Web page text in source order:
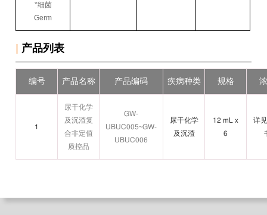
*细菌
Germ
产品列表
编号 产品名称 产品编码 疾病种类 规格
1
尿干化学
及沉渣复
合非定值
质控品
GW-
UBUC005~GW-
UBUC006
尿干化学
及沉渣
12 mL x
6
详